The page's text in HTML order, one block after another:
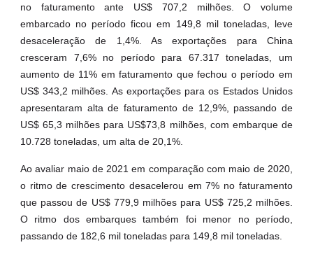
no faturamento ante US$ 707,2 milhões. O volume
embarcado no período ficou em 149,8 mil toneladas, leve
desaceleração de 1,4%. As exportações para China
cresceram 7,6% no período para 67.317 toneladas, um
aumento de 11% em faturamento que fechou o período em
US$ 343,2 milhões. As exportações para os Estados Unidos
apresentaram alta de faturamento de 12,9%, passando de
US$ 65,3 milhões para US$73,8 milhões, com embarque de
10.728 toneladas, um alta de 20,1%.
Ao avaliar maio de 2021 em comparação com maio de 2020,
o ritmo de crescimento desacelerou em 7% no faturamento
que passou de US$ 779,9 milhões para US$ 725,2 milhões.
O ritmo dos embarques também foi menor no período,
passando de 182,6 mil toneladas para 149,8 mil toneladas.